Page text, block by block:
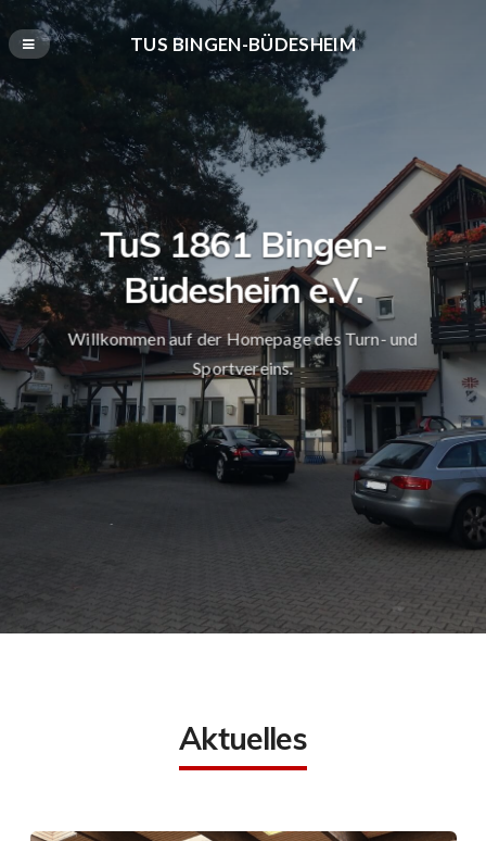
TUS BINGEN-BÜDESHEIM
TuS 1861 Bingen-
Büdesheim e.V.
Willkommen auf der Homepage des Turn- und
Sportvereins.
Aktuelles